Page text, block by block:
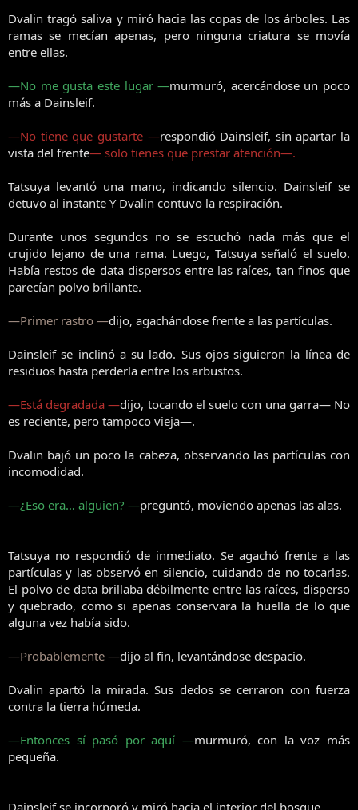
Dvalin tragó saliva y miró hacia las copas de los árboles. Las
ramas se mecían apenas, pero ninguna criatura se movía
entre ellas.
—No me gusta este lugar —murmuró, acercándose un poco
más a Dainsleif.
—No tiene que gustarte —respondió Dainsleif, sin apartar la
vista del frente— solo tienes que prestar atención—.
Tatsuya levantó una mano, indicando silencio. Dainsleif se
detuvo al instante Y Dvalin contuvo la respiración.
Durante unos segundos no se escuchó nada más que el
crujido lejano de una rama. Luego, Tatsuya señaló el suelo.
Había restos de data dispersos entre las raíces, tan finos que
parecían polvo brillante.
—Primer rastro —dijo, agachándose frente a las partículas.
Dainsleif se inclinó a su lado. Sus ojos siguieron la línea de
residuos hasta perderla entre los arbustos.
—Está degradada —dijo, tocando el suelo con una garra— No
es reciente, pero tampoco vieja—.
Dvalin bajó un poco la cabeza, observando las partículas con
incomodidad.
—¿Eso era… alguien? —preguntó, moviendo apenas las alas.
Tatsuya no respondió de inmediato. Se agachó frente a las
partículas y las observó en silencio, cuidando de no tocarlas.
El polvo de data brillaba débilmente entre las raíces, disperso
y quebrado, como si apenas conservara la huella de lo que
alguna vez había sido.
—Probablemente —dijo al fin, levantándose despacio.
Dvalin apartó la mirada. Sus dedos se cerraron con fuerza
contra la tierra húmeda.
—Entonces sí pasó por aquí —murmuró, con la voz más
pequeña.
Dainsleif se incorporó y miró hacia el interior del bosque.